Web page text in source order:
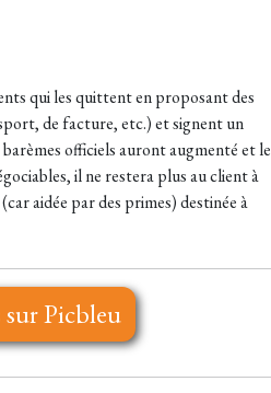
qui les quittent en proposant des
de facture, etc.) et signent un
officiels auront augmenté et le
il ne restera plus au client à
aidée par des primes) destinée à
sur Picbleu